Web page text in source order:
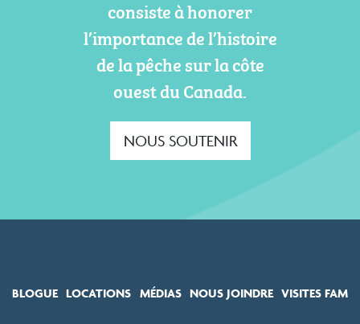
consiste à honorer
l’importance de l’histoire
de la pêche sur la côte
ouest du Canada.
NOUS SOUTENIR
BLOGUE LOCATIONS MÉDIAS NOUS JOINDRE VISITES FAM